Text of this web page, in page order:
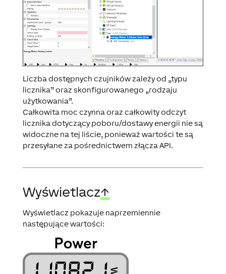
Liczba dostępnych czujników zależy od „typu
licznika” oraz skonfigurowanego „rodzaju
użytkowania”.
Całkowita moc czynna oraz całkowity odczyt
licznika dotyczący poboru/dostawy energii nie są
widoczne na tej liście, ponieważ wartości te są
przesyłane za pośrednictwem złącza API.
Wyświetlacz↑
Wyświetlacz pokazuje naprzemiennie
następujące wartości: